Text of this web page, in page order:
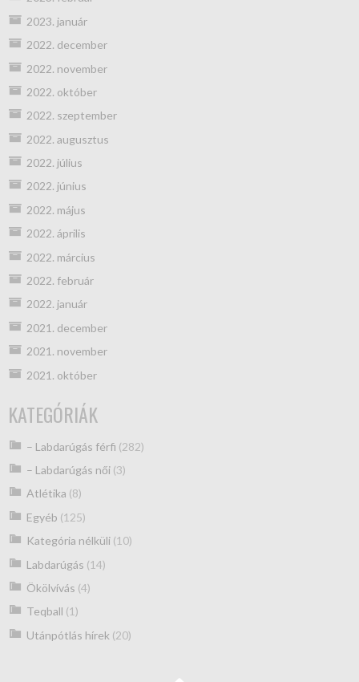
2023. január
2022. december
2022. november
2022. október
2022. szeptember
2022. augusztus
2022. július
2022. június
2022. május
2022. április
2022. március
2022. február
2022. január
2021. december
2021. november
2021. október
KATEGÓRIÁK
– Labdarúgás férfi (282)
– Labdarúgás női(3)
Atlétika (8)
Egyéb (125)
Kategória nélküli(10)
Labdarúgás (14)
Ökölvívás (4)
Teqball (1)
Utánpótlás hírek (20)